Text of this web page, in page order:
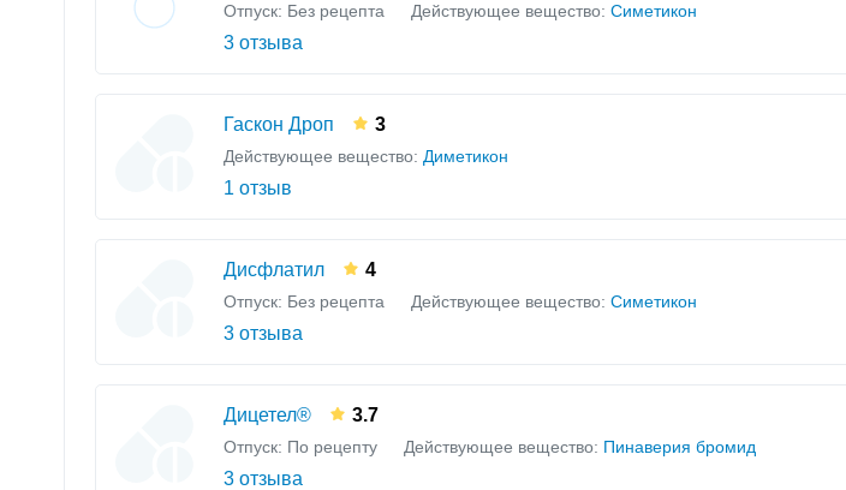
Отпуск: Без рецепта Действующее вещество: Симетикон
3 отзыва
Гаскон Дроп 3
Действующее вещество: Диметикон
1 отзыв
Дисфлатил 4
Отпуск: Без рецепта Действующее вещество: Симетикон
3 отзыва
Дицетел® 3.7
Отпуск: По рецепту Действующее вещество: Пинаверия бромид
3 отзыва